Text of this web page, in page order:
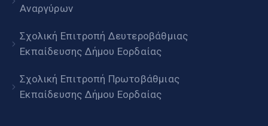
Αναργύρων
Σχολική Επιτροπή Δευτεροβάθμιας
Εκπαίδευσης Δήμου Εορδαίας
Σχολική Επιτροπή Πρωτοβάθμιας
Εκπαίδευσης Δήμου Εορδαίας